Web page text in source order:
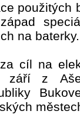
použitých
na baterky.
cíl na
září z